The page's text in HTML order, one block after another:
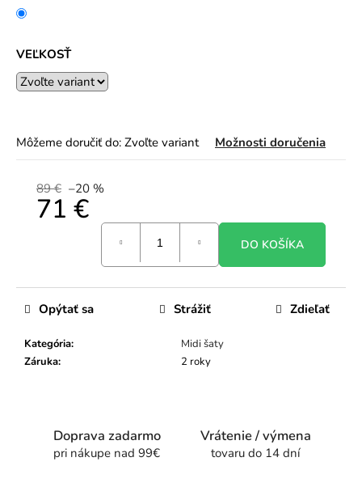
VEĽKOSŤ
Môžeme doručiť do: Zvoľte variant Možnosti doručenia
89 € –20 %
71 €
DO KOŠÍKA
Kategória:
Midi šaty
Záruka: 2 roky
Opýtať sa Strážiť Zdieľať
Doprava zadarmo
pri nákupe nad 99€
Vrátenie / výmena
tovaru do 14 dní